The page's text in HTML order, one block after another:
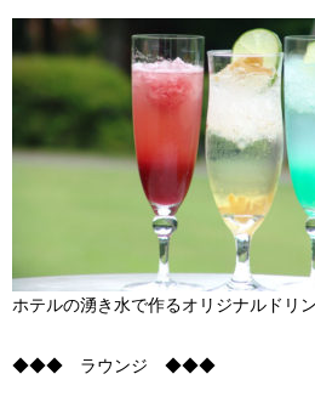
ホテルの湧き水で作るオリジナルドリ
◆◆◆ ラウンジ ◆◆◆